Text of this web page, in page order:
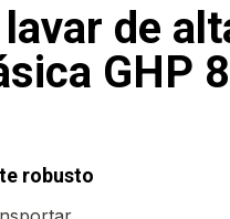
de
GHP
robusto